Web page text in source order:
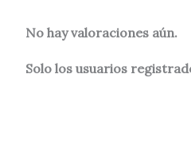
No hay valoraciones aún.
Solo los usuarios